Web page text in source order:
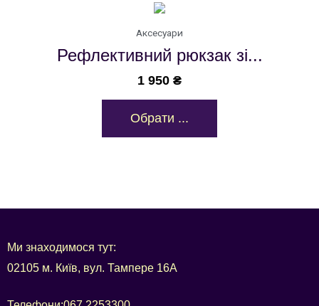
Аксесуари
Рефлективний рюкзак зі...
1 950 ₴
Обрати ...
Ми знаходимося тут:
02105 м. Київ, вул. Тампере 16А